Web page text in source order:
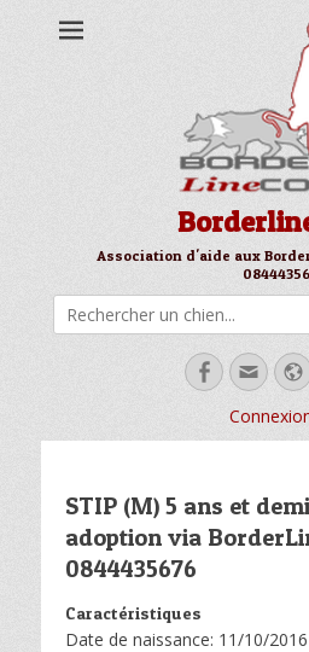
Association d'aide aux
Facebook
STIP (M) 5 ans et
adoption via
0844435676
Caractéristiques
Date de naissance: 11/10/2016